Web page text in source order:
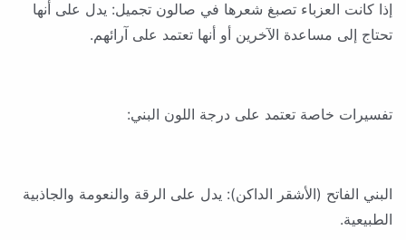
إذا كانت العزباء تصبغ شعرها في صالون تجميل: يدل على أنها
تحتاج إلى مساعدة الآخرين أو أنها تعتمد على آرائهم.
تفسيرات خاصة تعتمد على درجة اللون البني:
البني الفاتح (الأشقر الداكن): يدل على الرقة والنعومة والجاذبية
الطبيعية.